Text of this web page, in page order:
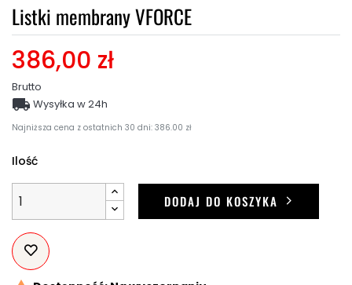
Listki membrany VFORCE
386,00 zł
Brutto
Najniższa cena z ostatnich 30 dni: 386.00 zł
 Wysyłka w 24h
Ilość
DODAJ DO KOSZYKA